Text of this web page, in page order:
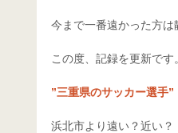
今まで一番遠かった方は
この度、記録を更新です。
”三重県のサッカー選手”
浜北市より遠い？近い？